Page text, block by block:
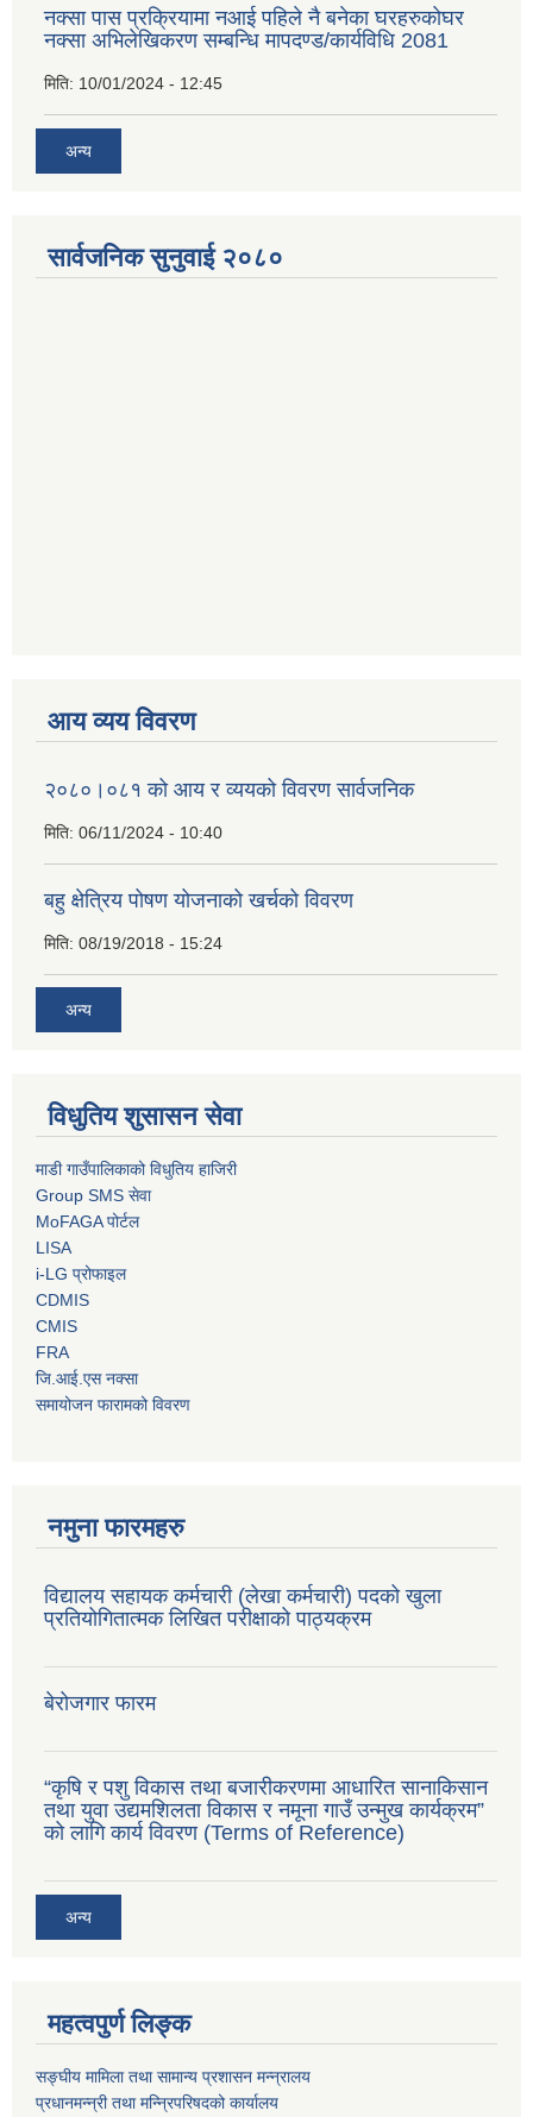
नक्सा पास प्रक्रियामा नआई पहिले नै बनेका घरहरुकोघर
नक्सा अभिलेखिकरण सम्बन्धि मापदण्ड/कार्यविधि 2081
मिति: 10/01/2024 - 12:45
अन्य
सार्वजनिक सुनुवाई २०८०
आय व्यय विवरण
२०८०।०८१ को आय र व्ययको विवरण सार्वजनिक
मिति: 06/11/2024 - 10:40
बहु क्षेत्रिय पोषण योजनाको खर्चको विवरण
मिति: 08/19/2018 - 15:24
अन्य
विधुतिय शुसासन सेवा
माडी गाउँपालिकाको विधुतिय हाजिरी
Group SMS सेवा
MoFAGA पोर्टल
LISA
i-LG प्रोफाइल
CDMIS
CMIS
FRA
जि.आई.एस नक्सा
समायोजन फारामको विवरण
नमुना फारमहरु
विद्यालय सहायक कर्मचारी (लेखा कर्मचारी) पदको खुला
प्रतियोगितात्मक लिखित परीक्षाको पाठ्यक्रम
बेरोजगार फारम
“कृषि र पशु विकास तथा बजारीकरणमा आधारित सानाकिसान
तथा युवा उद्यमशिलता विकास र नमूना गाउँ उन्मुख कार्यक्रम”
को लागि कार्य विवरण (Terms of Reference)
अन्य
महत्वपुर्ण लिङ्क
सङ्घीय मामिला तथा सामान्य प्रशासन मन्न्रालय
प्रधानमन्न्री तथा मन्न्रिपरिषदको कार्यालय